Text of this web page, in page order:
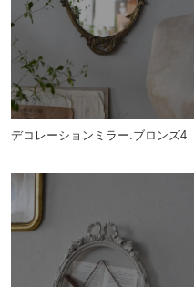
デコレーションミラー.ブロンズ4